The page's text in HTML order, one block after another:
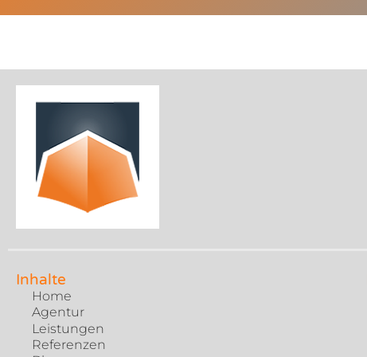
Inhalte
Home
Agentur
Leistungen
Referenzen